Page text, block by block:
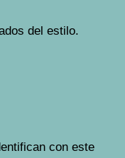
del estilo.
con este